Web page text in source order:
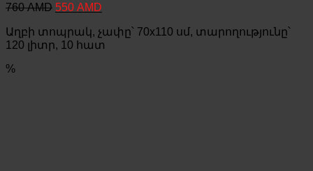
760AMD Original
was:
760 AMD.
550 AMD
is:
550 AMD.
Աղբի տոպրակ, չափը՝ 70x110 սմ, տարողությունը՝
120 լիտր, 10 հատ
%